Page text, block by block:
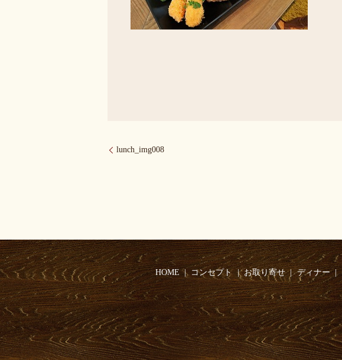
lunch_img008
HOME コンセプト お取り寄せ ディナー